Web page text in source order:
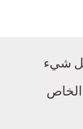
شيء
Chromebook الخاص
الاتصال